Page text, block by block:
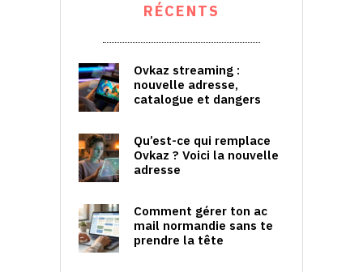
RÉCENTS
Ovkaz streaming :
nouvelle adresse,
catalogue et dangers
Qu’est-ce qui remplace
Ovkaz ? Voici la nouvelle
adresse
Comment gérer ton ac
mail normandie sans te
prendre la tête